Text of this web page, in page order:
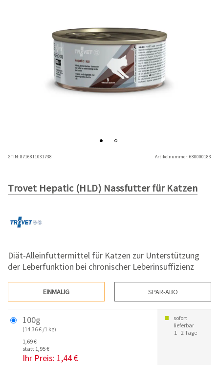
GTIN:8716811031738 Artikelnummer:680000183
Trovet Hepatic (HLD) Nassfutter für Katzen
Diät-Alleinfuttermittel für Katzen zur Unterstützung
der Leberfunktion bei chronischer Leberinsuffizienz
EINMALIG SPAR-ABO
100g
(14,36 € /1 kg)
statt 1,95 €
1,69 €
Ihr Preis: 1,44 €
sofort
lieferbar
1 - 2 Tage